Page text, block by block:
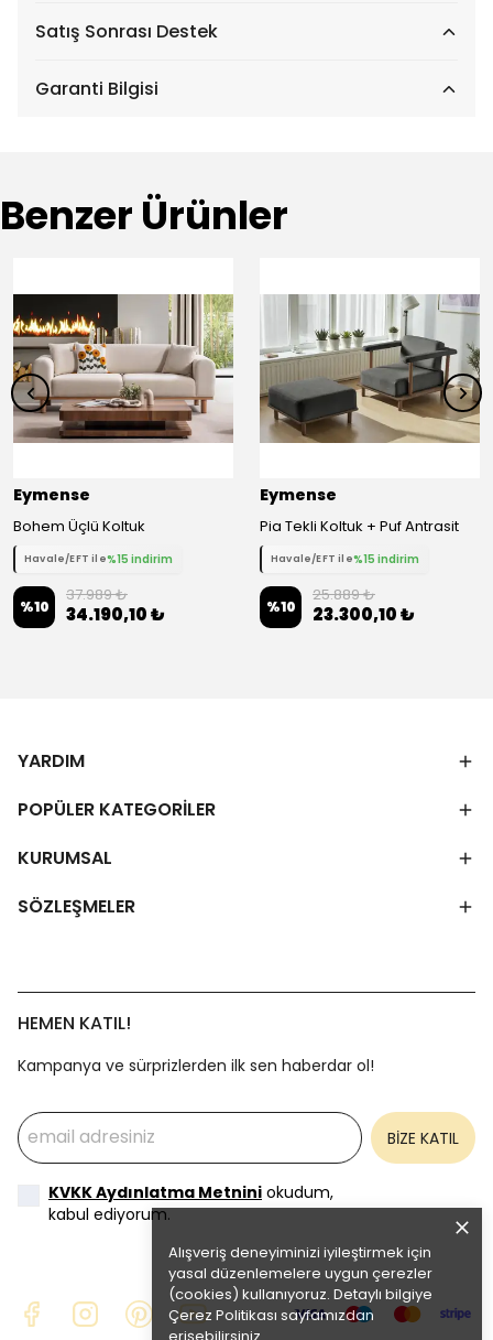
Alışveriş deneyiminizi iyileştirmek için
yasal düzenlemelere uygun çerezler
(cookies) kullanıyoruz. Detaylı bilgiye
Çerez Politikası sayfamızdan
Satış Sonrası Destek
Garanti Bilgisi
Benzer Ürünler
Eymense
Bohem Üçlü Koltuk
Havale/EFT ile%15 indirim
%10
37.989 ₺
34.190,10 ₺
Eymense
Pia Tekli Koltuk + Puf Antrasit
Havale/EFT ile%15 indirim
%10
25.889 ₺
23.300,10 ₺
YARDIM
POPÜLER KATEGORİLER
KURUMSAL
SÖZLEŞMELER
HEMEN KATIL!
Kampanya ve sürprizlerden ilk sen haberdar ol!
BİZE KATIL
KVKK Aydınlatma Metnini okudum,
kabul ediyorum.